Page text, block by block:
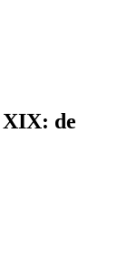
XIX: de